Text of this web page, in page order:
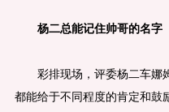
杨二总能记住帅哥的名字
彩排现场，评委杨二车娜姆
都能给于不同程度的肯定和鼓